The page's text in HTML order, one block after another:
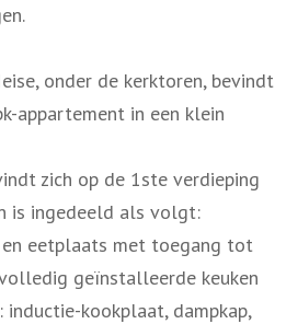
onder de kerktoren, bevindt
appartement in een klein
zich op de 1ste verdieping
is ingedeeld als volgt:
eetplaats met toegang tot
geïnstalleerde keuken
kookplaat, dampkap,